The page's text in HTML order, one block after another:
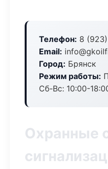
Телефон: 8
Email:
Город: Брянск
Режим работы:
Сб-Вс: 10:00-
Охранные